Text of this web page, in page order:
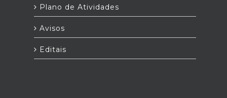
Plano de Atividades
Avisos
Editais